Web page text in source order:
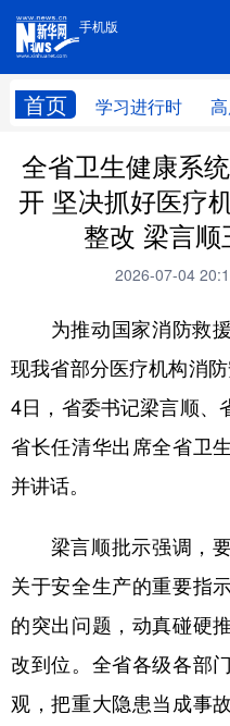
手机版
首页 学习进行时
手机版
学习进行时 高层
国际 财经
台湾 思客智库
文化 书画
法律 中央文件
食品
城市 旅游
彩票 娱乐
公益 一带一路
文化产业
全省卫生健康系
开 坚决抓好医疗
整改 梁言
2026-07-04
为推动国家消防救援
现我省部分医疗机构消
4日，省委书记梁言顺、
省长任清华出席全省卫
并讲话。
梁言顺批示强调，要
关于安全生产的重要指
的突出问题，动真碰硬
改到位。全省各级各部
观，把重大隐患当成事